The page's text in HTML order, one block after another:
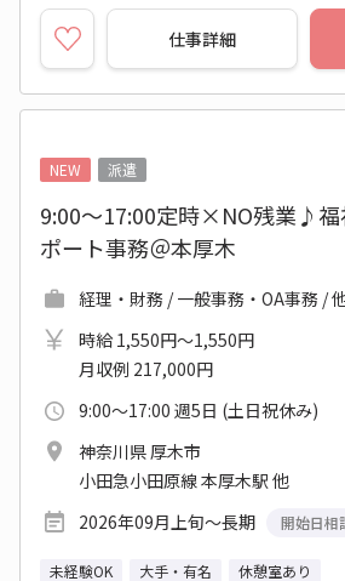
仕事詳細
NEW
派遣
9:00～17:00定時×NO残業♪福
ポート事務＠本厚木
経理・財務 / 一般事務・OA事務 /
時給 1,550円～1,550円
月収例 217,000円
9:00～17:00 週5日 (土日祝休み)
神奈川県 厚木市
小田急小田原線 本厚木駅 他
2026年09月上旬～長期
開始日相
未経験OK 大手・有名 休憩室あり